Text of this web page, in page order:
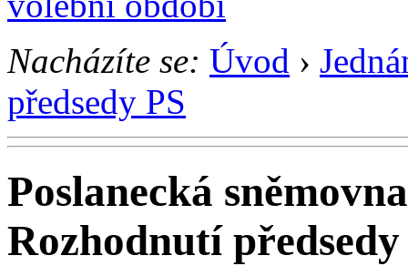
Nacházíte se: Úvod ›
předsedy PS
Poslanecká sněmovna
Rozhodnutí předsedy